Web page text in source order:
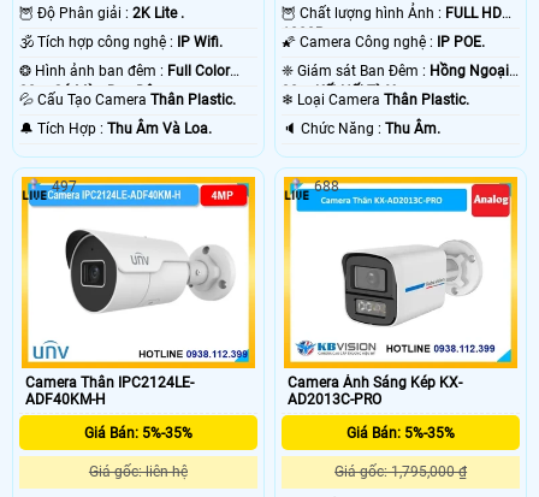
🦉 Độ Phân giải : 2K Lite .
🕉️ Tích hợp công nghệ :
IP Wifi.
❂ Hình ảnh ban đêm : Full Color
30m Có Màu Ban Ðêm.
💦 Cấu Tạo Camera Thân Plastic.
️🔔 Tích Hợp : Thu Âm Và Loa.
🦉 Chất lượng hình Ảnh : FULL HD
1080P .
🌠 Camera Công nghệ :
IP POE.
❈ Giám sát Ban Đêm : Hồng Ngoại
30m Kết Nối Từ Xa.
❄ Loại CameraThân Plastic.
️🔈 Chức Năng :Thu Âm.
Camera Thân IPC2124LE-
ADF40KM-H
Giá Bán: 5%-35%
Giá gốc: liên hệ
497
Camera Ánh Sáng Kép KX-
AD2013C-PRO
Giá Bán: 5%-35%
Giá gốc: 1,795,000 ₫
688